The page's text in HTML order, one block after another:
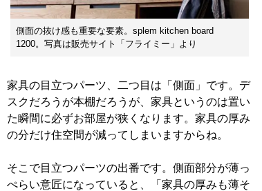
側面の抜け感も重要な要素。splem kitchen board
1200。写真は販売サイト「フライミー」より
家具の目立つパーツ、二つ目は「側面」です。デ
スクだろうが本棚だろうが、家具というのは置い
た瞬間に必ずお部屋が狭くなります。家具の厚み
の分だけ住空間が減ってしまいますからね。
そこで目立つパーツの出番です。側面部分が薄っ
ぺらい意匠になっていると、「家具の厚みも薄そ